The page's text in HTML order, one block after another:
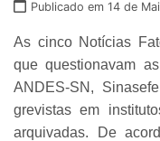
Publicado em 14 de
As cinco Notícias
que questionavam
ANDES-SN,
grevistas em
arquivadas. De